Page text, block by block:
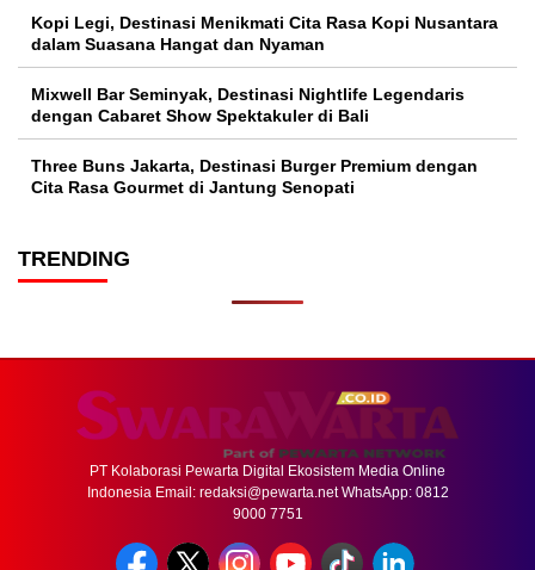
Kopi Legi, Destinasi Menikmati Cita Rasa Kopi Nusantara
dalam Suasana Hangat dan Nyaman
Mixwell Bar Seminyak, Destinasi Nightlife Legendaris
dengan Cabaret Show Spektakuler di Bali
Three Buns Jakarta, Destinasi Burger Premium dengan
Cita Rasa Gourmet di Jantung Senopati
TRENDING
PT Kolaborasi Pewarta Digital Ekosistem Media Online
Indonesia Email: redaksi@pewarta.netWhatsApp: 0812
9000 7751